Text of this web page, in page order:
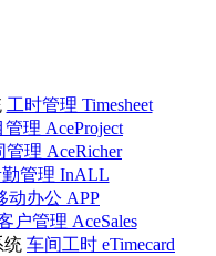
工时管理 Timesheet
管理 AceProject
管理 AceRicher
管理 InALL
动办公 APP
户管理 AceSales
车间工时 eTimecard